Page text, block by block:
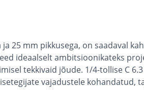
25 mm pikkusega, on saadaval
ideaalselt ambitsioonikateks
tekkivaid jõude. 1/4-tollise C
vajadustele kohandatud,